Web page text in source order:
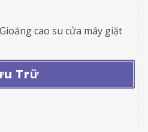
Gioăng cao su cửa máy giặt
Trữ